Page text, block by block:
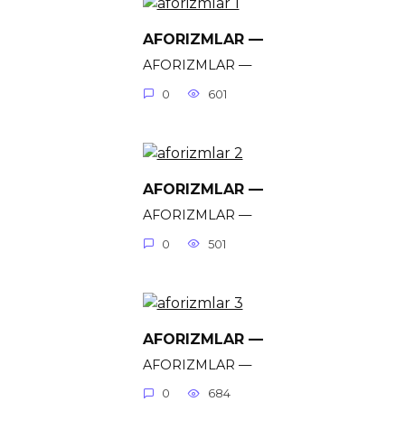
AFORIZMLAR —
AFORIZMLAR —
0 601
AFORIZMLAR —
AFORIZMLAR —
0 501
AFORIZMLAR —
AFORIZMLAR —
0 684